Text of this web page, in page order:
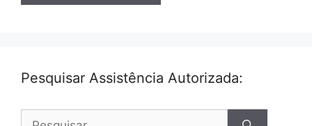
Pesquisar Assistência Autorizada: